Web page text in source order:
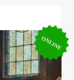
ONLINE